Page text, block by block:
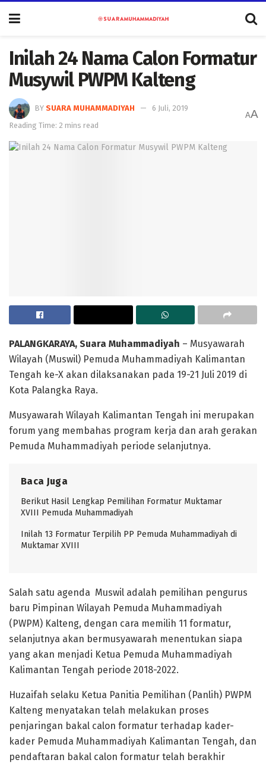
Inilah 24 Nama Calon Formatur
Musywil PWPM Kalteng
BY SUARA MUHAMMADIYAH
6 Juli, 2019
Reading Time: 2 mins read
AA
PALANGKARAYA, Suara Muhammadiyah – Musyawarah
Wilayah (Muswil) Pemuda Muhammadiyah Kalimantan
Tengah ke-X akan dilaksanakan pada 19-21 Juli 2019 di
Kota Palangka Raya.
Musyawarah Wilayah Kalimantan Tengah ini merupakan
forum yang membahas program kerja dan arah gerakan
Pemuda Muhammadiyah periode selanjutnya.
Baca Juga
Berikut Hasil Lengkap Pemilihan Formatur Muktamar
XVIII Pemuda Muhammadiyah
Inilah 13 Formatur Terpilih PP Pemuda Muhammadiyah di
Muktamar XVIII
Salah satu agenda Muswil adalah pemilihan pengurus
baru Pimpinan Wilayah Pemuda Muhammadiyah
(PWPM) Kalteng, dengan cara memilih 11 formatur,
selanjutnya akan bermusyawarah menentukan siapa
yang akan menjadi Ketua Pemuda Muhammadiyah
Kalimantan Tengah periode 2018-2022.
Huzaifah selaku Ketua Panitia Pemilihan (Panlih) PWPM
Kalteng menyatakan telah melakukan proses
penjaringan bakal calon formatur terhadap kader-
kader Pemuda Muhammadiyah Kalimantan Tengah, dan
pendaftaran bakal calon formatur telah berakhir